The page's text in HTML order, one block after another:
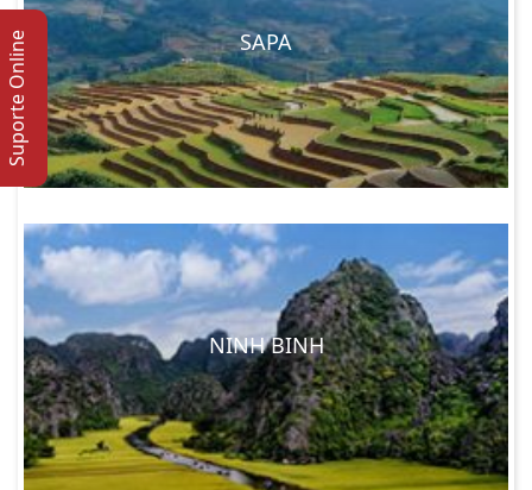
SAPA
NINH BINH
Suporte Online